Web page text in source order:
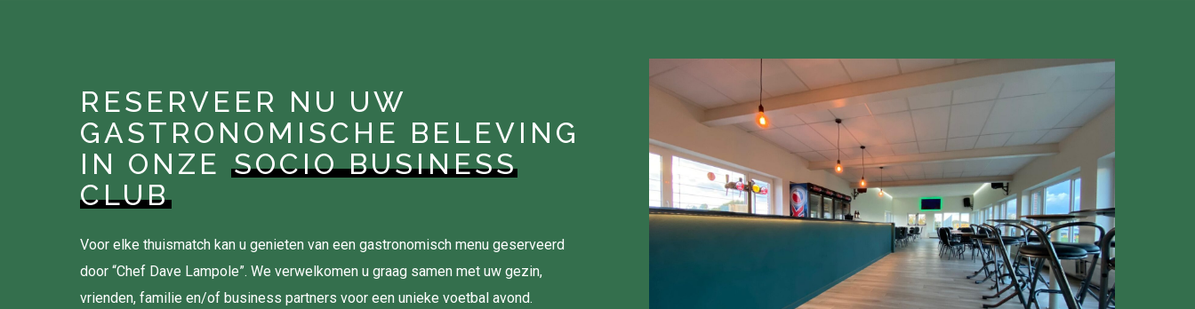
RESERVEER NU UW
GASTRONOMISCHE BELEVING
IN ONZESOCIO BUSINESS
CLUB
Voor elke thuismatch kan u genieten van een gastronomisch menu geserveerd
door “Chef Dave Lampole”. We verwelkomen u graag samen met uw gezin,
vrienden, familie en/of business partners voor een unieke voetbal avond.